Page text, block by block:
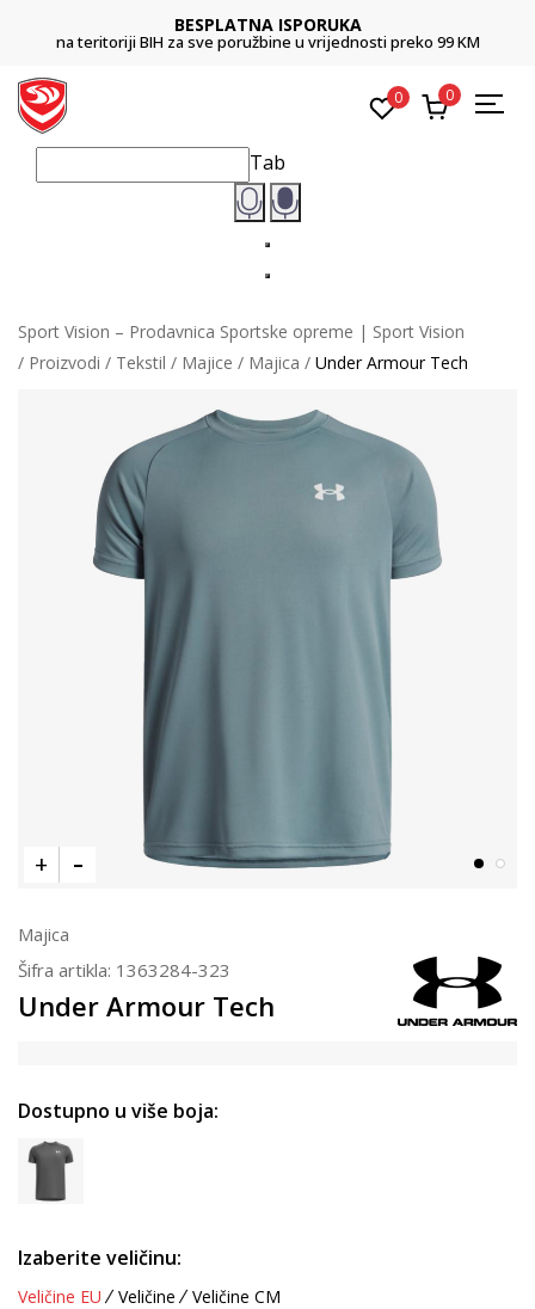
BESPLATNA ISPORUKA
na teritoriji BIH za sve poružbine u vrijednosti preko 99 KM
0 0
Tab
Sport Vision – Prodavnica Sportske opreme | Sport Vision
Proizvodi
Tekstil Majice Majica Under Armour Tech
Majica
Šifra artikla: 1363284-323
Under Armour Tech
Dostupno u više boja:
Izaberite veličinu:
Veličine EU Veličine Veličine CM